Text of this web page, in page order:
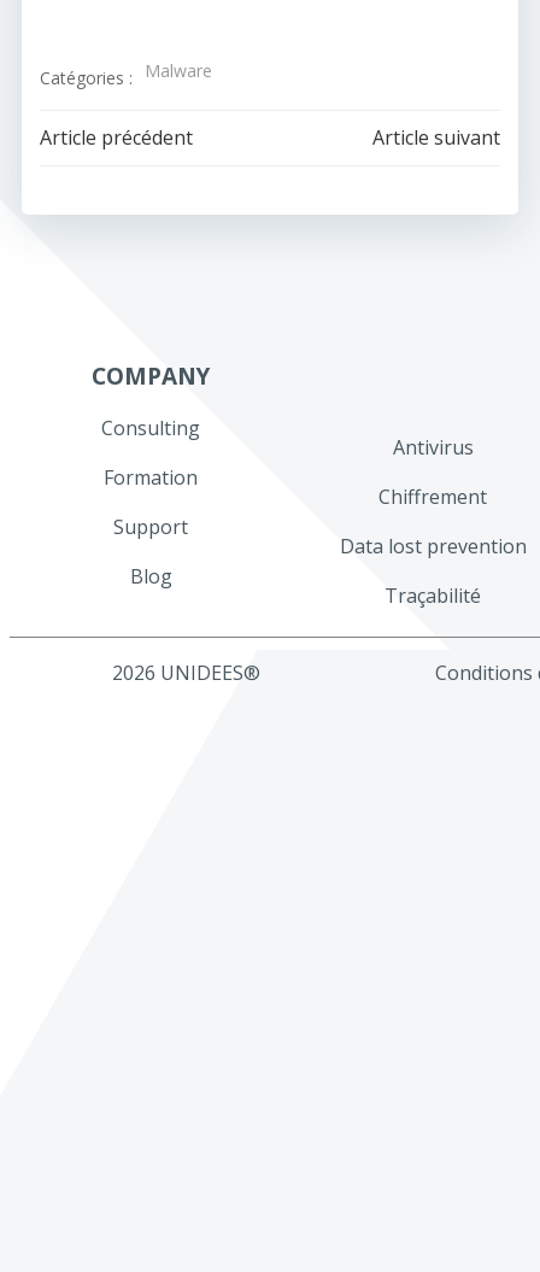
Catégories : Malware
Navigation
de
Article précédent
Navigation
de
Article suivant
COMPANY
Consulting
Formation
Support
Blog
Antivirus
Chiffrement
Data lost prevention
Traçabilité
2026 UNIDEES® Conditions